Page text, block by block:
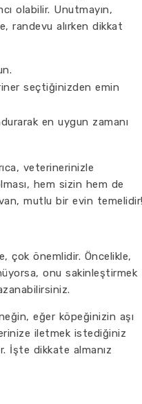
olabilir. Unutmayın,
randevu alırken dikkat
seçtiğinizden emin
en uygun zamanı
veterinerinizle
hem sizin hem de
mutlu bir evin
çok önemlidir. Öncelikle,
onu sakinleştirmek
eğer köpeğinizin aşı
iletmek istediğiniz
İşte dikkate almanız